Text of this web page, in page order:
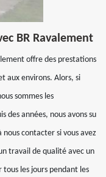
BR Ravalement
offre des prestations
aux environs. Alors, si
sommes les
des années, nous avons su
contacter si vous avez
travail de qualité avec un
les jours pendant les